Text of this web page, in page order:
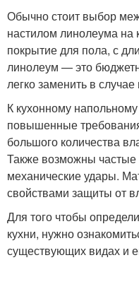
Обычно стоит выбор
настилом линолеума
покрытие для пола, с
линолеум — это
легко заменить в случае
К кухонному
повышенные
большого количества
Также возможны частые
механические удары.
свойствами защиты от
Для того чтобы
кухни, нужно
существующих видах и